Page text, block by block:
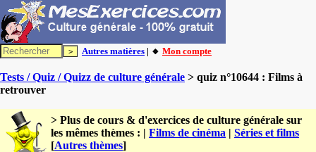
Autres matières | 🔸 Mon compte
Tests / Quiz / Quizz de culture générale > quiz n°10644 : Films à
retrouver
> Plus de cours & d'exercices de culture générale sur
les mêmes thèmes : | Films de cinéma | Séries et films
[Autres thèmes]